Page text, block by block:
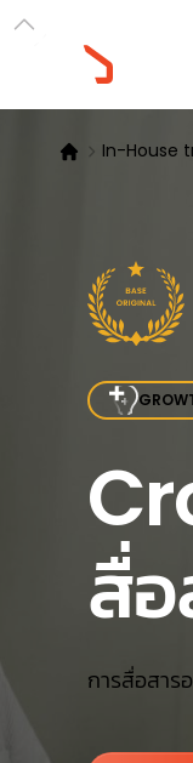
In-House
สื่
การสื่อสาร